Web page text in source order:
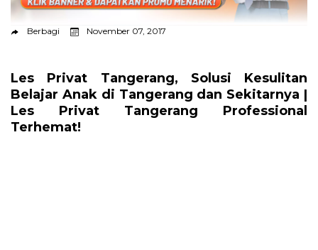
Berbagi November 07, 2017
Les Privat Tangerang, Solusi Kesulitan
Belajar Anak di Tangerang dan Sekitarnya |
Les Privat Tangerang Professional
Terhemat!